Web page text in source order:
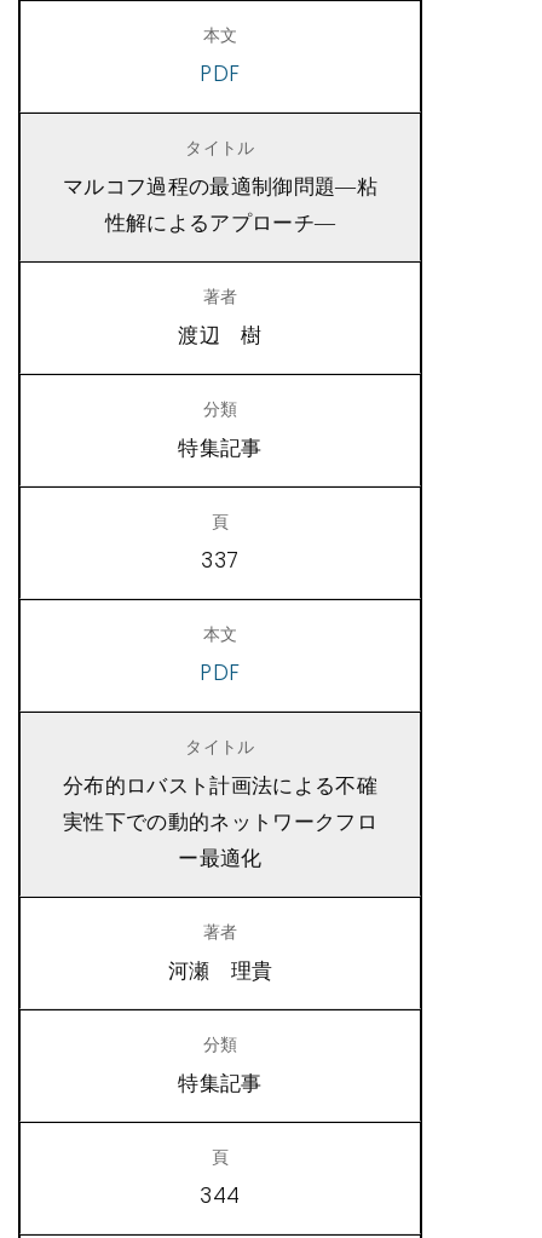
PDF
マルコフ過程の最適制御問題―粘
性解によるアプローチ―
渡辺 樹
特集記事
337
PDF
分布的ロバスト計画法による不確
実性下での動的ネットワークフロ
ー最適化
河瀬 理貴
特集記事
344